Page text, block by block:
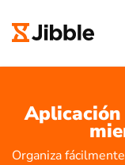
Organiza